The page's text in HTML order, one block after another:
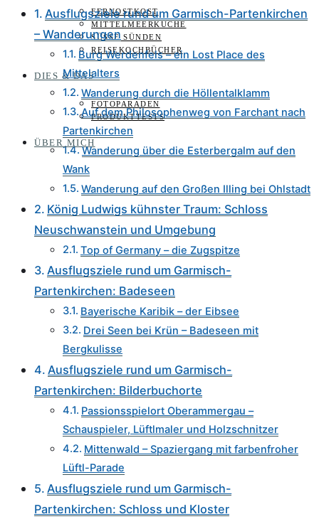
FERNOSTKOST
MITTELMEERKÜCHE
SÜSSE SÜNDEN
REISEKOCHBÜCHER
DIES & DAS
FOTOPARADEN
PRODUKTTESTS
ÜBER MICH
Ausflugsziele rund um Garmisch-Partenkirchen
– Wanderungen
Burg Werdenfels – ein Lost Place des
Mittelalters
Wanderung durch die Höllentalklamm
Auf dem Philosophenweg von Farchant nach
Partenkirchen
Wanderung über die Esterbergalm auf den
Wank
Wanderung auf den Großen Illing bei Ohlstadt
König Ludwigs kühnster Traum: Schloss
Neuschwanstein und Umgebung
Top of Germany – die Zugspitze
Ausflugsziele rund um Garmisch-
Partenkirchen: Badeseen
Bayerische Karibik – der Eibsee
Drei Seen bei Krün – Badeseen mit
Bergkulisse
Ausflugsziele rund um Garmisch-
Partenkirchen: Bilderbuchorte
Passionsspielort Oberammergau –
Schauspieler, Lüftlmaler und Holzschnitzer
Mittenwald – Spaziergang mit farbenfroher
Lüftl-Parade
Ausflugsziele rund um Garmisch-
Partenkirchen: Schloss und Kloster